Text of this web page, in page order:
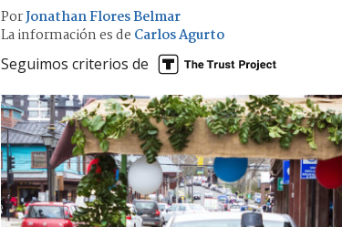
PorJonathan Flores Belmar
La información es de Carlos Agurto
Seguimos criterios de